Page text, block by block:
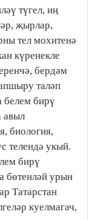
түгел, иң
җырлар,
тел мохитенә
күренекле
бердәм
таләп
белем бирү
авыл
биология,
телендә укый.
бирү
бөтенләй урын
Татарстан
куелмагач,